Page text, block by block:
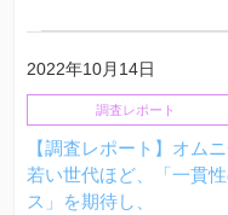
2022年10月14日
調査レポート
【調査レポート】オム
若い世代ほど、「一貫
ス」を期待し、